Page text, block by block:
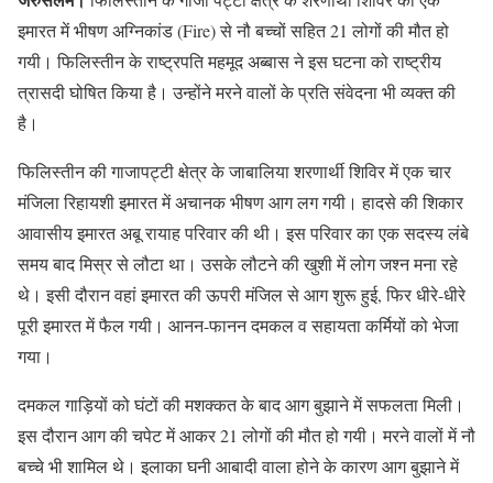
इमारत में भीषण अग्निकांड (Fire) से नौ बच्चों सहित 21 लोगों की मौत हो
गयी। फिलिस्तीन के राष्ट्रपति महमूद अब्बास ने इस घटना को राष्ट्रीय
त्रासदी घोषित किया है। उन्होंने मरने वालों के प्रति संवेदना भी व्यक्त की
है।
फिलिस्तीन की गाजापट्टी क्षेत्र के जाबालिया शरणार्थी शिविर में एक चार
मंजिला रिहायशी इमारत में अचानक भीषण आग लग गयी। हादसे की शिकार
आवासीय इमारत अबू रायाह परिवार की थी। इस परिवार का एक सदस्य लंबे
समय बाद मिस्र से लौटा था। उसके लौटने की खुशी में लोग जश्न मना रहे
थे। इसी दौरान वहां इमारत की ऊपरी मंजिल से आग शुरू हुई, फिर धीरे-धीरे
पूरी इमारत में फैल गयी। आनन-फानन दमकल व सहायता कर्मियों को भेजा
गया।
दमकल गाड़ियों को घंटों की मशक्कत के बाद आग बुझाने में सफलता मिली।
इस दौरान आग की चपेट में आकर 21 लोगों की मौत हो गयी। मरने वालों में नौ
बच्चे भी शामिल थे। इलाका घनी आबादी वाला होने के कारण आग बुझाने में